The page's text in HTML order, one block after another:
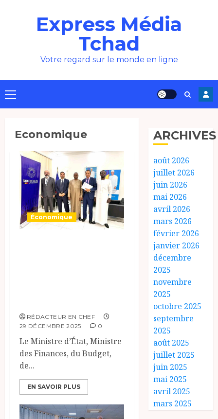
Express Média
Tchad
Votre regard sur le monde en ligne
Menu
principal
Economique
Économique
RÉDACTEUR EN CHEF
29 DÉCEMBRE 2025
0
Le Ministre d’État, Ministre
des Finances, du Budget,
de...
EN SAVOIR PLUS
ARCHIVES
août 2026
juillet 2026
juin 2026
mai 2026
avril 2026
mars 2026
février 2026
janvier 2026
décembre
2025
novembre
2025
octobre 2025
septembre
2025
août 2025
juillet 2025
juin 2025
mai 2025
avril 2025
mars 2025